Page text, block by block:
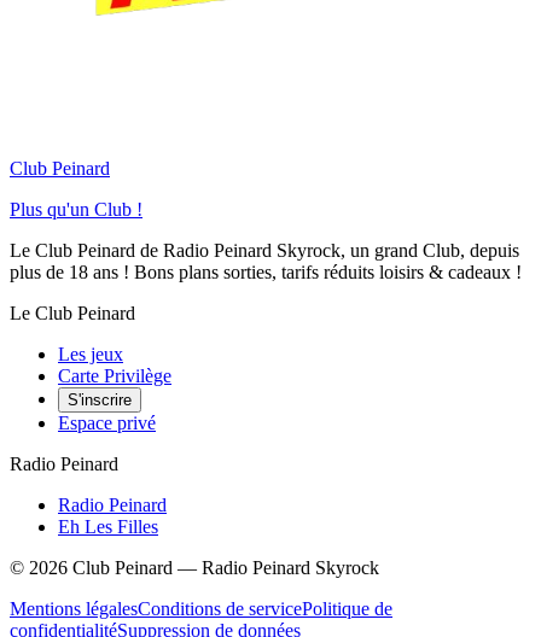
Club Peinard
Plus qu'un Club !
Le Club Peinard de Radio Peinard Skyrock, un grand Club, depuis
plus de 18 ans ! Bons plans sorties, tarifs réduits loisirs & cadeaux !
Le Club Peinard
Les jeux
Carte Privilège
S'inscrire
Espace privé
Radio Peinard
Radio Peinard
Eh Les Filles
© 2026 Club Peinard — Radio Peinard Skyrock
Mentions légalesConditions de servicePolitique de
confidentialitéSuppression de données